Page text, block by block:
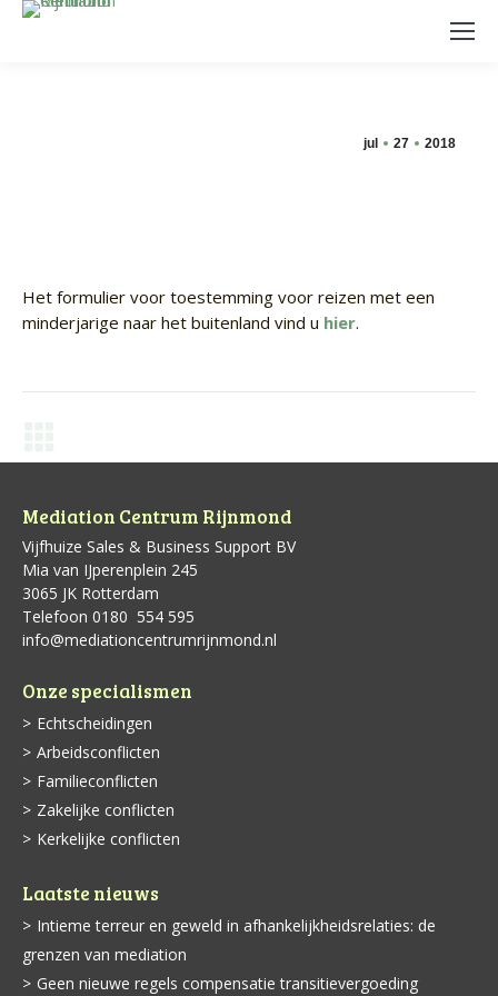
jul 27 2018
Het formulier voor toestemming voor reizen met een
minderjarige naar het buitenland vind u hier.
Berichtnavigatie
Mediation Centrum Rijnmond
Vijfhuize Sales & Business Support BV
Mia van IJperenplein 245
3065 JK Rotterdam
Telefoon 0180 ­ 554 595
info@mediationcentrumrijnmond.nl
Onze specialismen
Echtscheidingen
Arbeidsconflicten
Familieconflicten
Zakelijke conflicten
Kerkelijke conflicten
Laatste nieuws
Intieme terreur en geweld in afhankelijkheidsrelaties: de
grenzen van mediation
Geen nieuwe regels compensatie transitievergoeding